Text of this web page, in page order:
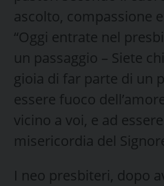
ascolto, compassione
“Oggi entrate nel
un passaggio – Siete
gioia di far parte di un
essere fuoco
vicino a voi, e ad
misericordia del
I neo presbiteri, dopo